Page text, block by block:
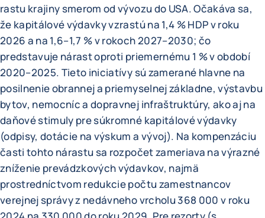
rastu krajiny smerom od vývozu do USA. Očakáva sa,
že kapitálové výdavky vzrastú na 1,4 % HDP v roku
2026 a na 1,6–1,7 % v rokoch 2027–2030; čo
predstavuje nárast oproti priemernému 1 % v období
2020–2025. Tieto iniciatívy sú zamerané hlavne na
posilnenie obrannej a priemyselnej základne, výstavbu
bytov, nemocníc a dopravnej infraštruktúry, ako aj na
daňové stimuly pre súkromné kapitálové výdavky
(odpisy, dotácie na výskum a vývoj). Na kompenzáciu
časti tohto nárastu sa rozpočet zameriava na výrazné
zníženie prevádzkových výdavkov, najmä
prostredníctvom redukcie počtu zamestnancov
verejnej správy z nedávneho vrcholu 368 000 v roku